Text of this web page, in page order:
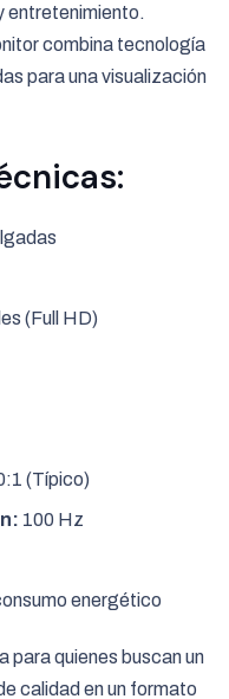
entretenimiento.
combina tecnología
para una visualización
(Full HD)
(Típico)
100 Hz
energético
para quienes buscan un
calidad en un formato